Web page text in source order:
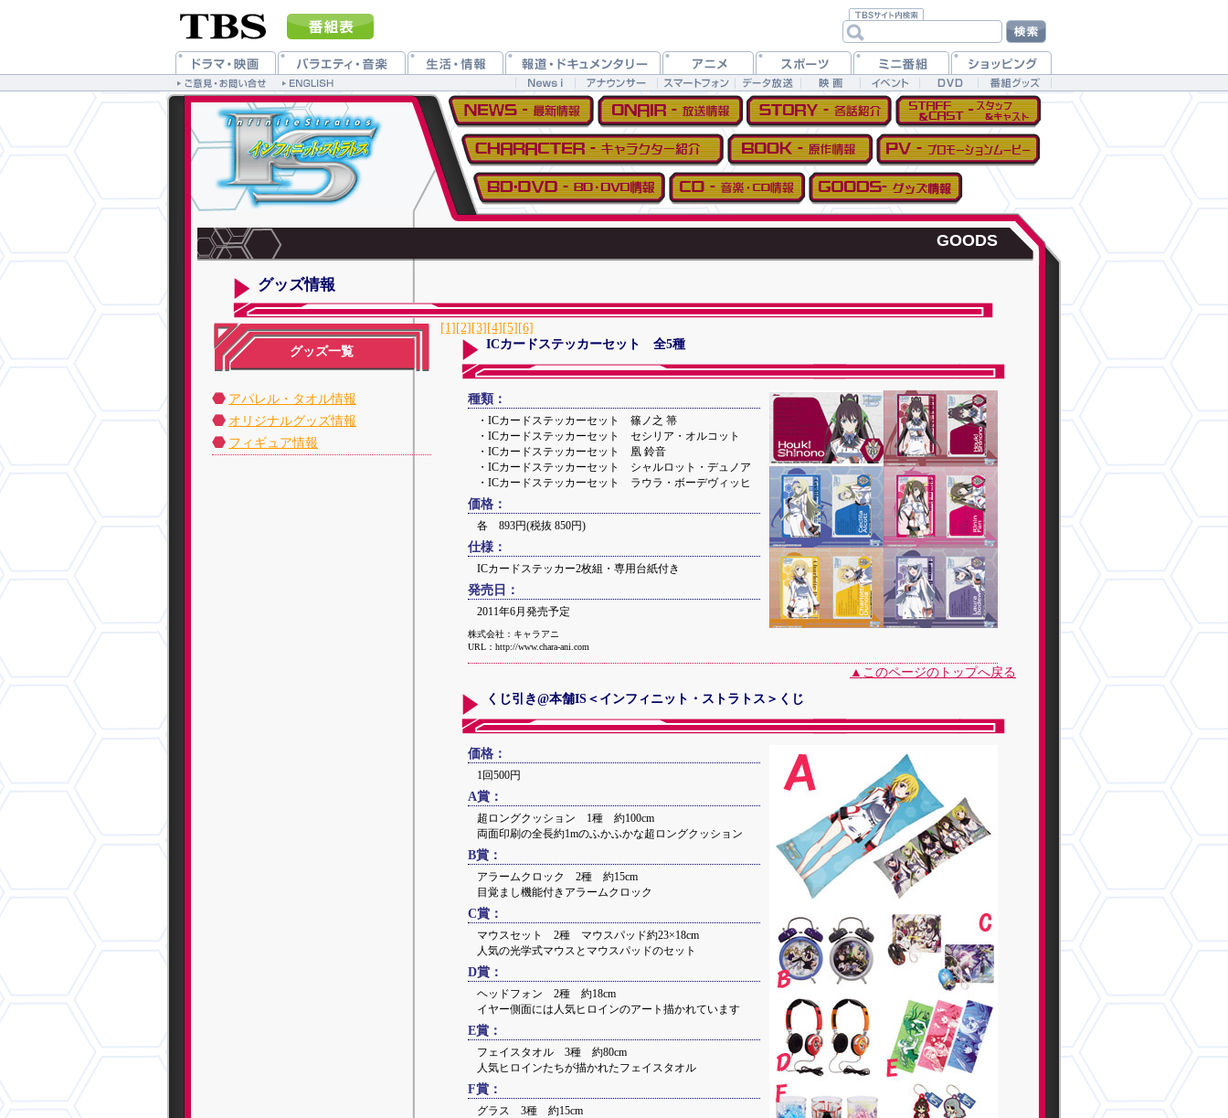
GOODS
グッズ情報
グッズ一覧
アパレル・タオル情報
オリジナルグッズ情報
フィギュア情報
[1][2][3][4][5][6]
ICカードステッカーセット 全5種
種類：
・ICカードステッカーセット 篠ノ之 箒
・ICカードステッカーセット セシリア・オルコット
・ICカードステッカーセット 凰 鈴音
・ICカードステッカーセット シャルロット・デュノア
・ICカードステッカーセット ラウラ・ボーデヴィッヒ
価格：
各 893円(税抜 850円)
仕様：
ICカードステッカー2枚組・専用台紙付き
発売日：
2011年6月発売予定
株式会社：キャラアニ
URL：http://www.chara-ani.com
▲このページのトップへ戻る
くじ引き@本舗IS＜インフィニット・ストラトス＞くじ
価格：
1回500円
A賞：
超ロングクッション 1種 約100cm
両面印刷の全長約1mのふかふかな超ロングクッション
B賞：
アラームクロック 2種 約15cm
目覚まし機能付きアラームクロック
C賞：
マウスセット 2種 マウスパッド約23×18cm
人気の光学式マウスとマウスパッドのセット
D賞：
ヘッドフォン 2種 約18cm
イヤー側面には人気ヒロインのアート描かれています
E賞：
フェイスタオル 3種 約80cm
人気ヒロインたちが描かれたフェイスタオル
F賞：
グラス 3種 約15cm